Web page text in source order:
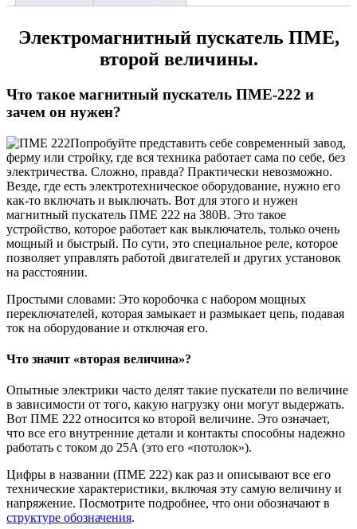
Электромагнитный пускатель ПМЕ,
второй величины.
Что такое магнитный пускатель ПМЕ-222 и
зачем он нужен?
Попробуйте представить себе современный завод,
ферму или стройку, где вся техника работает сама по себе, без
электричества. Сложно, правда? Практически невозможно.
Везде, где есть электротехническое оборудование, нужно его
как-то включать и выключать. Вот для этого и нужен
магнитный пускатель ПМЕ 222 на 380В. Это такое
устройство, которое работает как выключатель, только очень
мощный и быстрый. По сути, это специальное реле, которое
позволяет управлять работой двигателей и других установок
на расстоянии.
Простыми словами: Это коробочка с набором мощных
переключателей, которая замыкает и размыкает цепь, подавая
ток на оборудование и отключая его.
Что значит «вторая величина»?
Опытные электрики часто делят такие пускатели по величине
в зависимости от того, какую нагрузку они могут выдержать.
Вот ПМЕ 222 относится ко второй величине. Это означает,
что все его внутренние детали и контакты способны надежно
работать с током до 25А (это его «потолок»).
Цифры в названии (ПМЕ 222) как раз и описывают все его
технические характеристики, включая эту самую величину и
напряжение. Посмотрите подробнее, что они обозначают в
структуре обозначения.